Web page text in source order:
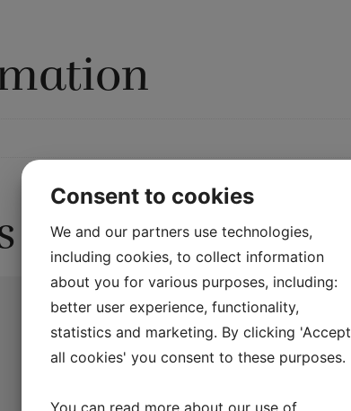
Consent to cookies
We and our partners use technologies,
including cookies, to collect information
about you for various purposes, including:
better user experience, functionality,
statistics and marketing. By clicking 'Accept
all cookies' you consent to these purposes.
You can read more about our use of